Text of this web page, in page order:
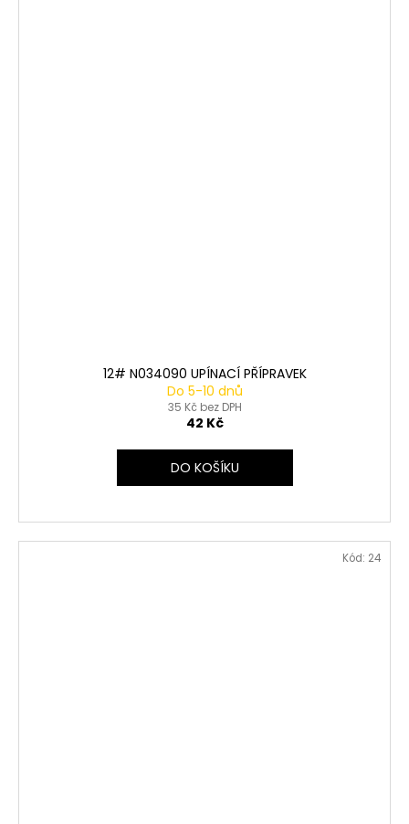
12# N034090 UPÍNACÍ PŘÍPRAVEK
Do 5-10 dnů
35 Kč bez DPH
42 Kč
DO KOŠÍKU
Kód: 24